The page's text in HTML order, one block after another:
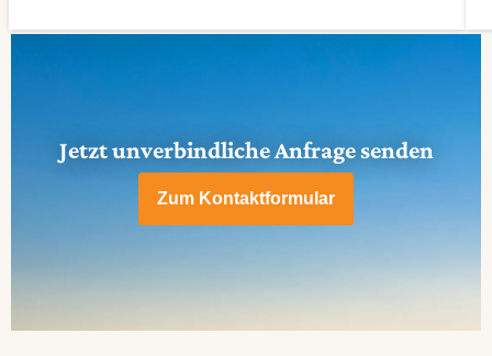
Jetzt unverbindliche Anfrage senden
Zum Kontaktformular